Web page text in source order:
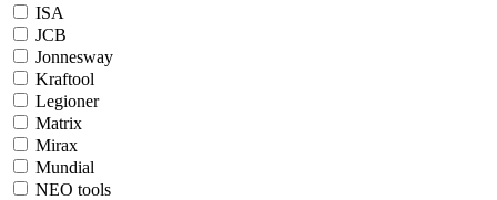
ISA
JCB
Jonnesway
Kraftool
Legioner
Matrix
Mirax
Mundial
NEO tools